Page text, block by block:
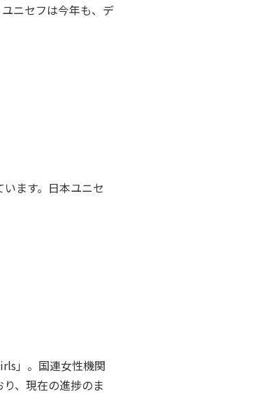
ニセフは今年も、デ
ます。日本ユニセ
」。国連女性機関
、現在の進捗のま